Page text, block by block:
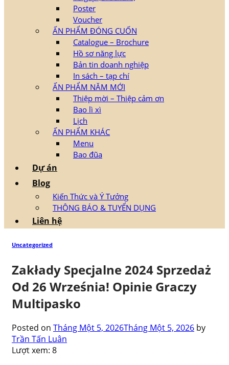
Poster
Voucher
ẤN PHẨM ĐÓNG CUỐN
Catalogue – Brochure
Hồ sơ năng lực
Bản tin doanh nghiệp
In sách – tạp chí
ẤN PHẨM NĂM MỚI
Thiệp mời – Thiệp cảm ơn
Bao lì xì
Lịch
ẤN PHẨM KHÁC
Menu
Bao đũa
Dự án
Blog
Kiến Thức và Ý Tưởng
THÔNG BÁO & TUYỂN DỤNG
Liên hệ
Uncategorized
Zakłady Specjalne 2024 Sprzedaż
Od 26 Września! Opinie Graczy
Multipasko
Posted on Tháng Một 5, 2026Tháng Một 5, 2026 by
Trần Tấn Luân
Lượt xem: 8